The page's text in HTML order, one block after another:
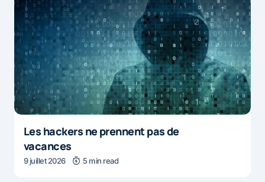
Les hackers ne prennent pas de
vacances
9 juillet 2026 5 min read